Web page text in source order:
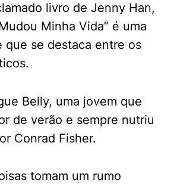
livro de Jenny Han,
Minha Vida” é uma
que se destaca entre os
Belly, uma jovem que
de verão e sempre nutriu
Conrad Fisher.
tomam um rumo